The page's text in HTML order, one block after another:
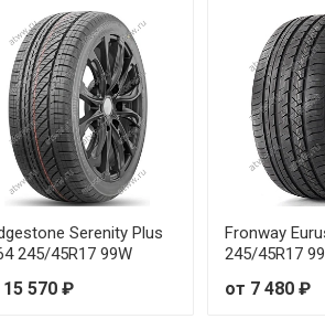
Maxxis HP-M3 255/40R17 98V
Maxxis HP-M3 255/40R18 99W
Maxxis HP-M3 255/40R19
Maxxis HP-M3 255/45R18
Serenity Plus
245/45R17 99W
15 570 ₽
Fronway
245/45R17
от 7 480 ₽